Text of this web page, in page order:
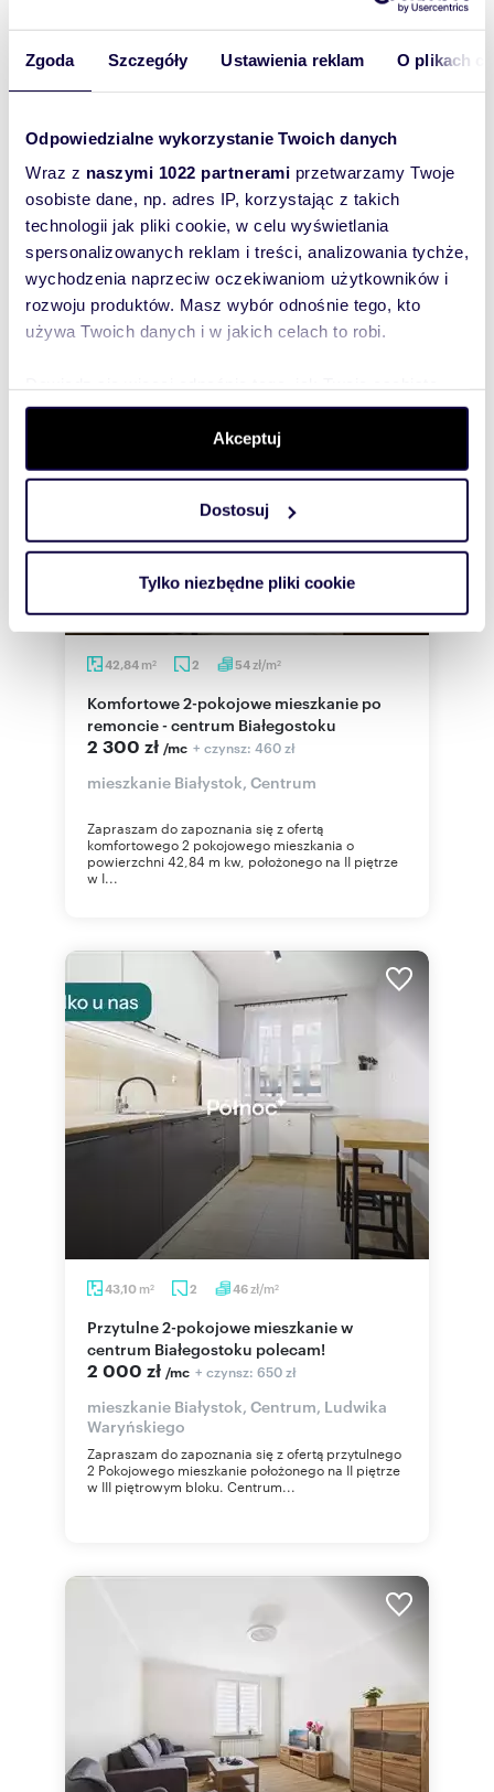
Zgoda Szczegóły Ustawienia reklam O plikach
Odpowiedzialne wykorzystanie Twoich danych
Wraz z naszymi 1022 partnerami przetwarzamy Twoje
osobiste dane, np. adres IP, korzystając z takich
technologii jak pliki cookie, w celu wyświetlania
spersonalizowanych reklam i treści, analizowania tychże,
wychodzenia naprzeciw oczekiwaniom użytkowników i
rozwoju produktów. Masz wybór odnośnie tego, kto
używa Twoich danych i w jakich celach to robi.
dane są przetwarzane oraz ustaw własne preferencje w
. W Deklaracji plików cookie możesz
zmienić lub wycofać swoją zgodę w dowolnej chwili.
Wykorzystujemy pliki cookie do spersonalizowania treści
i reklam, aby oferować funkcje społecznościowe i
korzystasz z naszej witryny, udostępniamy partnerom
otrzymanymi od Ciebie lub uzyskanymi podczas
korzystania z ich usług.
Akceptuj
Dostosuj
Tylko niezbędne pliki cookie
mieszkanie 52 m² w centrum Białegostoku
Zapraszam do zapoznania się z ofertą mieszkania
po generalnym remoncie, znajdującego się w
ścisłym Centrum miasta Białegostoku p...
42,84 m2 2 54zł/m2
Komfortowe 2-pokojowe mieszkanie po
remoncie - centrum Białegostoku
2 300 zł /mc + czynsz: 460 zł
mieszkanie Białystok, Centrum
Zapraszam do zapoznania się z ofertą
komfortowego 2 pokojowego mieszkania o
powierzchni 42,84 m kw, położonego na II piętrze
w I...
43,10 m2 2 46zł/m2
Przytulne 2-pokojowe mieszkanie w
centrum Białegostoku polecam!
2 000 zł /mc + czynsz: 650 zł
mieszkanie Białystok, Centrum, Ludwika
Waryńskiego
Zapraszam do zapoznania się z ofertą przytulnego
2 Pokojowego mieszkanie położonego na II piętrze
w III piętrowym bloku. Centrum...